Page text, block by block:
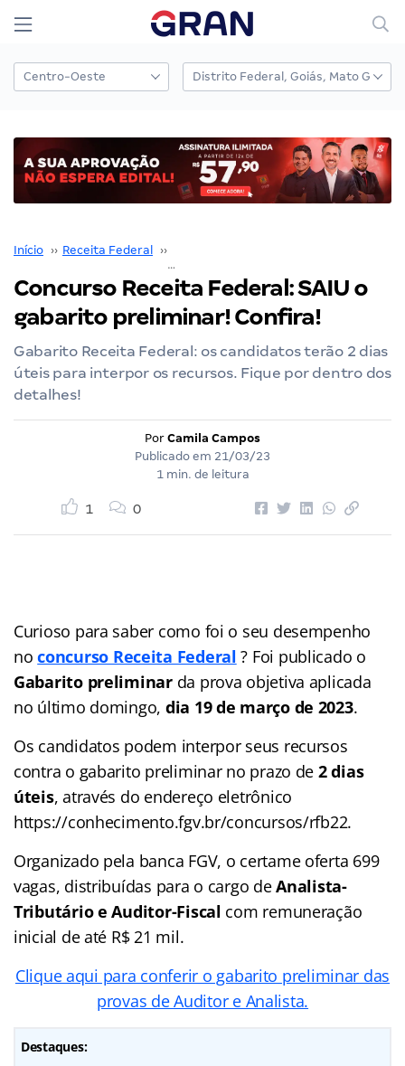
Início ›› Receita Federal ››
Concurso Receita Federal: SAIU o
gabarito preliminar! Confira!
Gabarito Receita Federal: os candidatos terão 2 dias
úteis para interpor os recursos. Fique por dentro dos
detalhes!
Por Camila Campos
Publicado em 21/03/23
1 min. de leitura
1 0
Curioso para saber como foi o seu desempenho
noconcurso Receita Federal ? Foi publicado o
Gabarito preliminar da prova objetiva aplicada
no último domingo, dia 19 de março de 2023.
Os candidatos podem interpor seus recursos
contra o gabarito preliminar no prazo de 2 dias
úteis, através do endereço eletrônico
https://conhecimento.fgv.br/concursos/rfb22.
Organizado pela banca FGV, o certame oferta 699
vagas, distribuídas para o cargo deAnalista-
Tributário e Auditor-Fiscal com remuneração
inicial de até R$ 21 mil.
Clique aqui para conferir o gabarito preliminar das
provas de Auditor e Analista.
Destaques: